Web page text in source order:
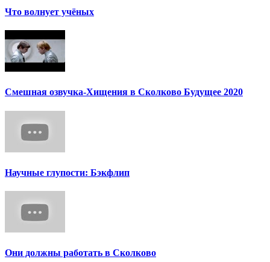
Что волнует учёных
Смешная озвучка-Хищения в Сколково Будущее 2020
Научные глупости: Бэкфлип
Они должны работать в Сколково